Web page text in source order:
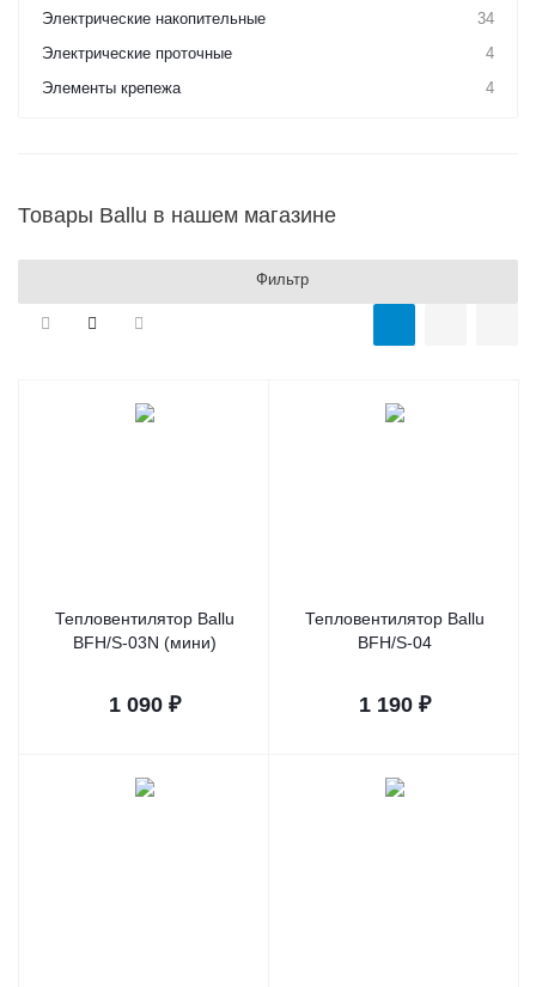
Электрические накопительные
34
Электрические проточные
4
Элементы крепежа
4
Товары Ballu в нашем магазине
Фильтр
Тепловентилятор Ballu
BFH/S-03N (мини)
1 090₽
Тепловентилятор Ballu
BFH/S-04
1 190₽